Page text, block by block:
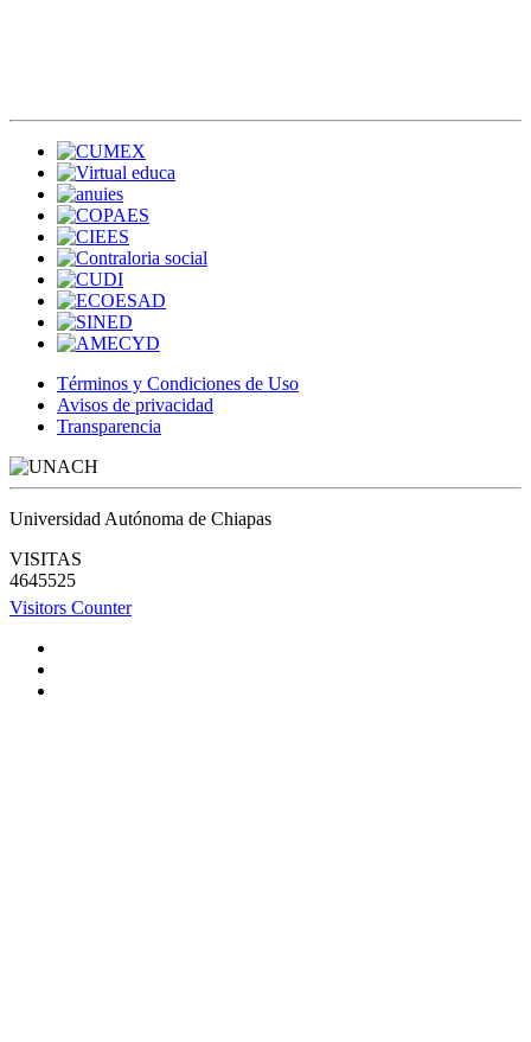
Términos y Condiciones de Uso
Avisos de privacidad
Transparencia
Universidad Autónoma de Chiapas
VISITAS
4645525
Visitors Counter